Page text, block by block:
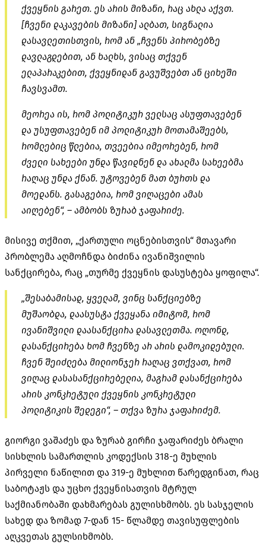
ქვეყნის გარეთ. ეს არის მიზანი, რაც ახლა აქვთ.
[ჩვენი დაკავების მიზანი] ალბათ, სიგნალია
დასავლეთისთვის, რომ ან „ჩვენს პირობებზე
დავლაგდებით, ან ხალხს, ვისაც თქვენ
ელაპარაკებით, ქვეყნიდან გავუშვებთ ან ციხეში
ჩავსვამთ.
მეორეა ის, რომ პოლიტიკურ ველსაც ასუფთავებენ
და უსუფთავებენ იმ პოლიტიკურ მოთამაშეებს,
რომლებიც წლებია, თვეებია იმეორებენ, რომ
ძველი სახეები უნდა წავიდნენ და ახალმა სახეებმა
რაღაც უნდა ქნან. უტოვებენ მათ ბურთს და
მოედანს. გასაგებია, რომ ვიღაცები ამას
აიღებენ“, – ამბობს ზურაბ ჯაფარიძე.
მისივე თქმით, „ქართული ოცნებისთვის“ მთავარი
პრობლემა აღმოჩნდა ბიძინა ივანიშვილის
სანქცირება, რაც „თურმე ქვეყნის დასუსტება ყოფილა“.
„შესაბამისად, ყველამ, ვინც სანქციებზე
მუშაობდა, დაასუსტა ქვეყანა იმიტომ, რომ
ივანიშვილი დაასანქცირა დასავლეთმა. ოღონდ,
დასანქცირება ხომ ჩვენზე არ არის დამოკიდებული.
ჩვენ შეიძლება მილიონჯერ რაღაც ვთქვათ, რომ
ვიღაც დასასანქცირებელია, მაგრამ დასანქცირება
არის კონკრეტული ქვეყნის კონკრეტული
პოლიტიკის შედეგი“, – თქვა ზურა ჯაფარიძემ.
გიორგი ვაშაძეს და ზურაბ გირჩი ჯაფარიძეს ბრალი
სისხლის სამართლის კოდექსის 318-ე მუხლის
პირველი ნაწილით და 319-ე მუხლით წარედგინათ, რაც
საბოტაჟს და უცხო ქვეყნისათვის მტრულ
საქმიანობაში დახმარებას გულისხმობს. ეს სასჯელის
სახედ და ზომად 7-დან 15- წლამდე თავისუფლების
აღკვეთას გულსიხმობს.